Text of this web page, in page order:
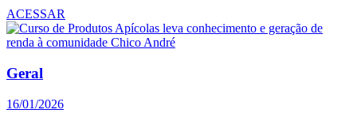
ACESSAR
Geral
16/01/2026